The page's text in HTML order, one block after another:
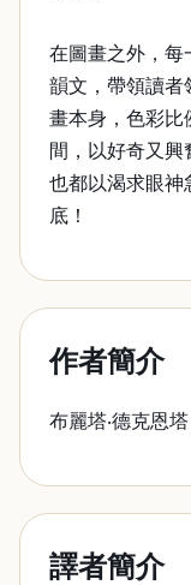
在圖畫之外，每
韻文，帶領讀者
畫本身，色彩比
間，以好奇又
也都以渴求眼神
底！
作者簡介
布麗塔‧德克恩塔
譯者簡介